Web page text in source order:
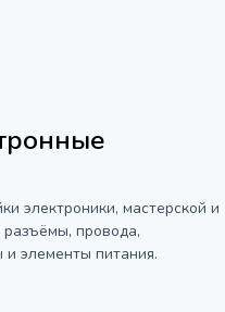
электроники, мастерской и
разъёмы, провода,
элементы питания.